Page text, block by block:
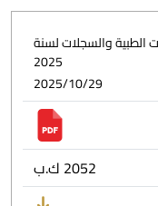
الطبية والسجلات لسنة
2025
2025/10/29
2052 ك.ب